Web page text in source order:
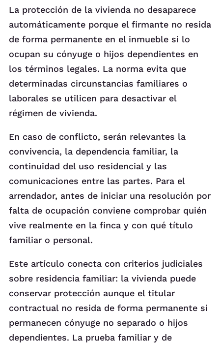
La protección de la vivienda no desaparece
automáticamente porque el firmante no resida
de forma permanente en el inmueble si lo
ocupan su cónyuge o hijos dependientes en
los términos legales. La norma evita que
determinadas circunstancias familiares o
laborales se utilicen para desactivar el
régimen de vivienda.
En caso de conflicto, serán relevantes la
convivencia, la dependencia familiar, la
continuidad del uso residencial y las
comunicaciones entre las partes. Para el
arrendador, antes de iniciar una resolución por
falta de ocupación conviene comprobar quién
vive realmente en la finca y con qué título
familiar o personal.
Este artículo conecta con criterios judiciales
sobre residencia familiar: la vivienda puede
conservar protección aunque el titular
contractual no resida de forma permanente si
permanecen cónyuge no separado o hijos
dependientes. La prueba familiar y de